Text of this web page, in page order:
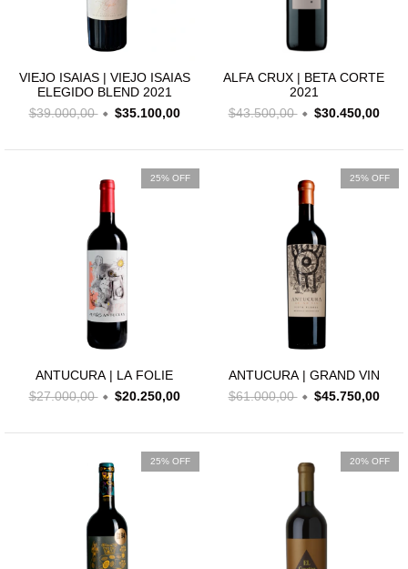
VIEJO ISAIAS | VIEJO ISAIAS
ELEGIDO BLEND 2021
$39.000,00
$35.100,00
ALFA CRUX | BETA CORTE
2021
$43.500,00
$30.450,00
25% OFF
ANTUCURA | LA FOLIE
$27.000,00
$20.250,00
25% OFF
ANTUCURA | GRAND VIN
$61.000,00
$45.750,00
25% OFF 20% OFF